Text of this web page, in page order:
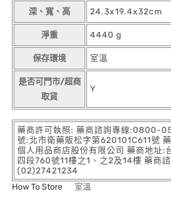
深、寬、高 24.3x19.4x32cm
淨重 4440 g
保存環境 室溫
是否可門市/超商
取貨
Y
藥商許可執照: 藥商諮詢專線:0800-
號:北市衛藥販松字第620101C611號
個人用品商店股份有限公司 藥商地址:
四段760號11樓之1、之2及14樓 藥商
(02)27421234
How To Store
室溫